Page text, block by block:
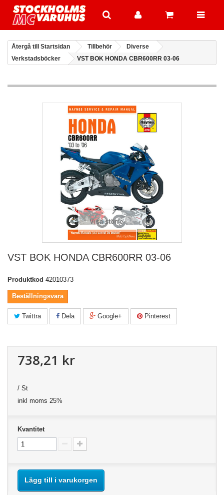
Återgå till Startsidan Tillbehör
Diverse
Verkstadsböcker
VST BOK HONDA CBR600RR 03-06
Visa större
VST BOK HONDA CBR600RR 03-06
Produktkod 42010373
Beställningsvara
Twittra Dela Google+ Pinterest
738,21 kr
/ St
inkl moms 25%
Kvantitet
Lägg till i varukorgen